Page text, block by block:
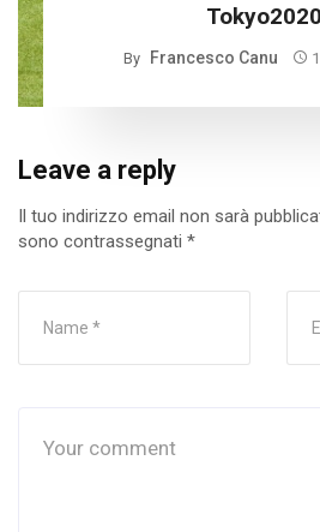
By Francesco Canu
Leave a reply
Il tuo indirizzo email non sarà
sono contrassegnati *